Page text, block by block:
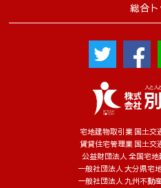
宅地建物取引業 国土交
賃貸住宅管理業 国土交
公益財団法人 全国宅
一般社団法人 大分県宅
一般社団法人 九州不動
総合